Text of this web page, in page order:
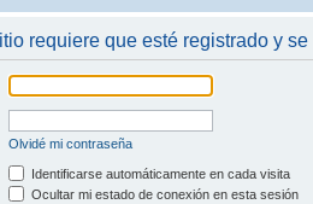
requiere que esté registrado y
Olvidé mi contraseña
Identificarse automáticamente en cada visita
Ocultar mi estado de conexión en esta sesión